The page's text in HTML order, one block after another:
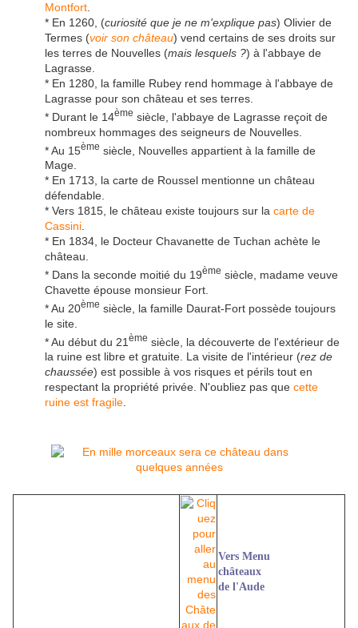
Montfort
* En 1260, (curiosité que je ne m'explique pas) Olivier de
Termes (voir son château) vend certains de ses droits sur
les terres de Nouvelles (mais lesquels ?) à l'abbaye de
Lagrasse.
* En 1280, la famille Rubey rend hommage à l'abbaye de
Lagrasse pour son château et ses terres.
* Durant le 14ème siècle, l'abbaye de Lagrasse reçoit de
nombreux hommages des seigneurs de Nouvelles.
* Au 15ème siècle, Nouvelles appartient à la famille de
Mage.
* En 1713, la carte de Roussel mentionne un château
défendable.
* Vers 1815, le château existe toujours sur la carte de
Cassini.
* En 1834, le Docteur Chavanette de Tuchan achète le
château.
* Dans la seconde moitié du 19ème siècle, madame veuve
Chavette épouse monsieur Fort.
* Au 20ème siècle, la famille Daurat-Fort possède toujours
le site.
* Au début du 21 ème siècle, la découverte de l'extérieur de
la ruine est libre et gratuite. La visite de l'intérieur (rez de
chaussée) est possible à vos risques et périls tout en
respectant la propriété privée. N'oubliez pas que cette
ruine est fragile.
Vers Menu
châteaux
de l'Aude